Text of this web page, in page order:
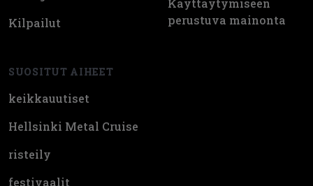
Kilpailut
SUOSITUT AIHEET
keikkauutiset
Hellsinki Metal Cruise
risteily
festivaalit
Käyttäytymiseen
perustuva mainonta